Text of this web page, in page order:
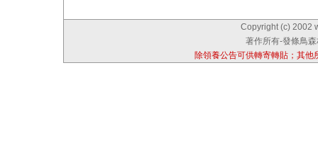
Copyright (c) 2002
著作所有-發條鳥
除領養公告可供轉寄轉貼；其